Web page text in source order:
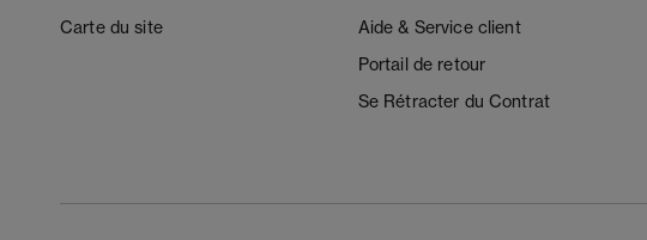
Carte du site
Aide & Service client
Portail de retour
Se Rétracter du Contrat